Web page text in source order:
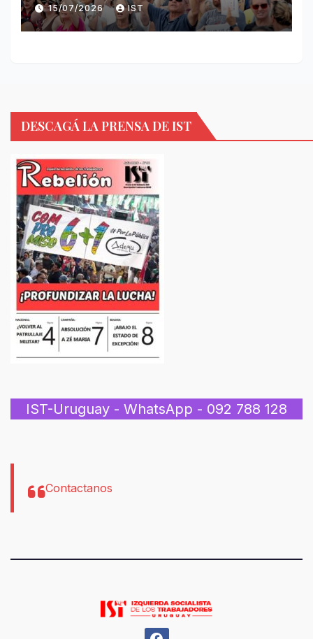
15/07/2026 IST
DESCAGÁ LA PRENSA DE IST
IST-Uruguay - WhatsApp - 092 788 128
Contactanos